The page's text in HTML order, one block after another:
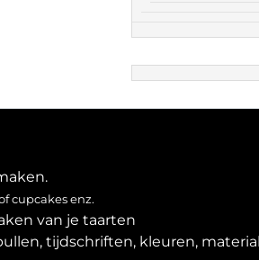
cupcakes enz.
van je taarten
tijdschriften, kleuren,